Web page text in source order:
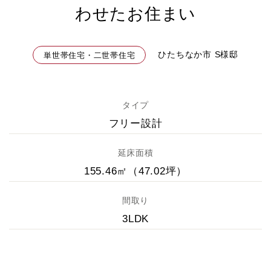
わせたお住まい
単世帯住宅・二世帯住宅 ひたちなか市 S様邸
タイプ
フリー設計
延床面積
155.46㎡（47.02坪）
間取り
3LDK